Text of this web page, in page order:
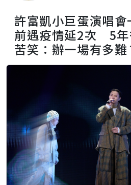
許富凱小巨蛋演唱
前遇疫情延2次 5年
苦笑：辦一場有多難